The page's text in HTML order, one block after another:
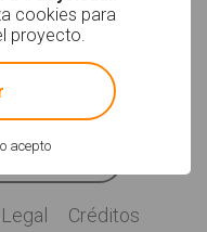
Twitter
Newsletter
Créditos
cookies para
proyecto.
acepto